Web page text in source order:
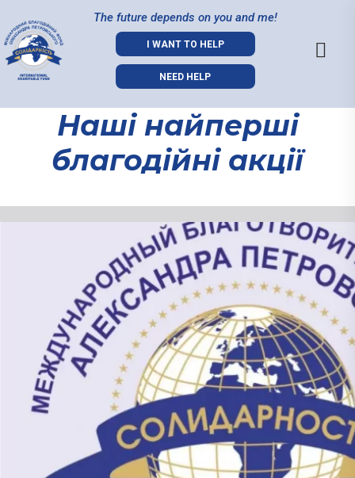
The future depends on you and me!
I WANT TO HELP
NEED HELP
Наші найперші
благодійні акції
Наші
найперші
благодійні
акції
01.09.2021
14 грудня 2004 р.
допомогу Дніпропетровської
предметів медичного
дітей.
02 грудня 2004 р.
надано благодійну
інвалідів “ДнепрОІН” до